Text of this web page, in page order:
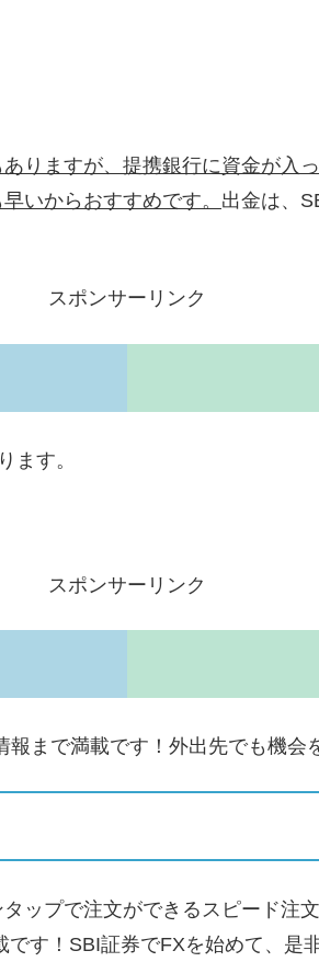
りますが、提携銀行に資金が入
いからおすすめです。 出金は、
スポンサーリンク
ます。
スポンサーリンク
まで満載です！外出先でも機会
ップで注文ができるスピード注
す！SBI証券でFXを始めて、是